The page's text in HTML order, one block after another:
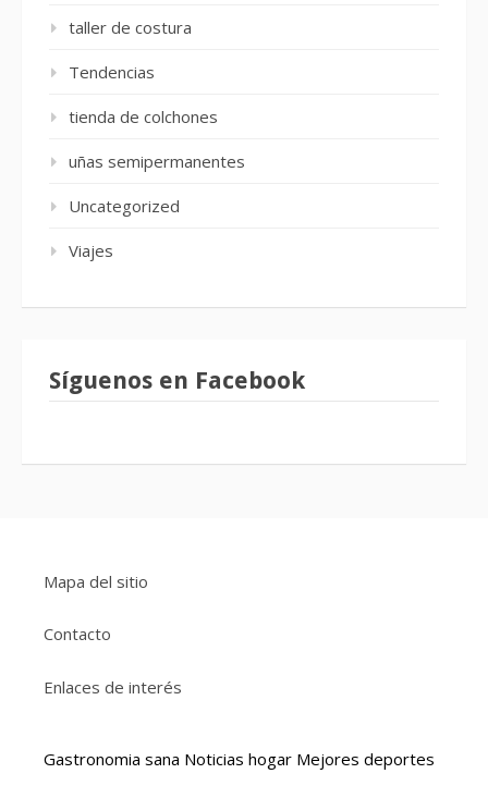
taller de costura
Tendencias
tienda de colchones
uñas semipermanentes
Uncategorized
Viajes
Síguenos en Facebook
Mapa del sitio
Contacto
Enlaces de interés
Gastronomia sana Noticias hogar Mejores deportes